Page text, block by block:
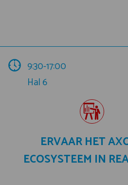
9:30-17:00
Hal 6
ERVAAR HET
ECOSYSTEEM IN